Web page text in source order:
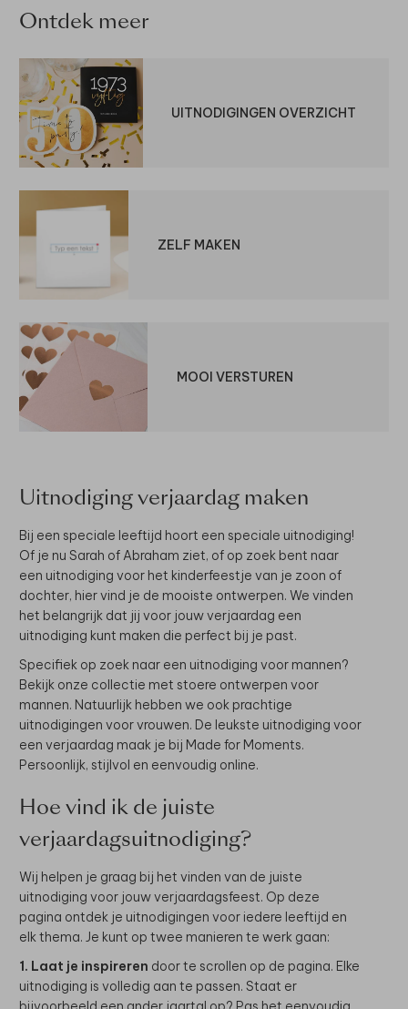
Ontdek meer
UITNODIGINGEN OVERZICHT
ZELF MAKEN
MOOI VERSTUREN
Uitnodiging verjaardag maken
Bij een speciale leeftijd hoort een speciale uitnodiging!
Of je nu Sarah of Abraham ziet, of op zoek bent naar
een uitnodiging voor het kinderfeestje van je zoon of
dochter, hier vind je de mooiste ontwerpen. We vinden
het belangrijk dat jij voor jouw verjaardag een
uitnodiging kunt maken die perfect bij je past.
Specifiek op zoek naar een uitnodiging voor mannen?
Bekijk onze collectie met stoere ontwerpen voor
mannen. Natuurlijk hebben we ook prachtige
uitnodigingen voor vrouwen. De leukste uitnodiging voor
een verjaardag maak je bij Made for Moments.
Persoonlijk, stijlvol en eenvoudig online.
Hoe vind ik de juiste
verjaardagsuitnodiging?
Wij helpen je graag bij het vinden van de juiste
uitnodiging voor jouw verjaardagsfeest. Op deze
pagina ontdek je uitnodigingen voor iedere leeftijd en
elk thema. Je kunt op twee manieren te werk gaan:
1. Laat je inspireren door te scrollen op de pagina. Elke
uitnodiging is volledig aan te passen. Staat er